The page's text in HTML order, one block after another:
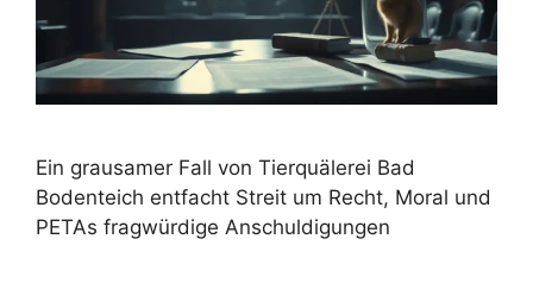
Ein grausamer Fall von Tierquälerei Bad
Bodenteich entfacht Streit um Recht, Moral und
PETAs fragwürdige Anschuldigungen